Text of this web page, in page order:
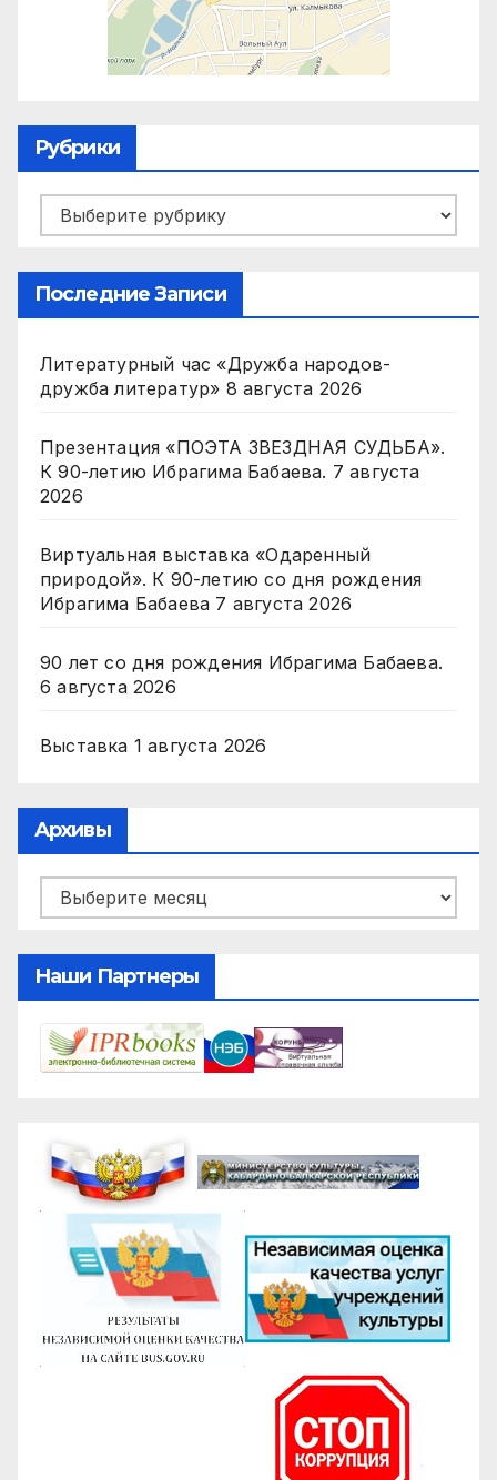
Рубрики
Рубрики
Последние Записи
Литературный час «Дружба народов-
дружба литератур» 8 августа 2026
Презентация «ПОЭТА ЗВЕЗДНАЯ СУДЬБА».
К 90-летию Ибрагима Бабаева. 7 августа
2026
Виртуальная выставка «Одаренный
природой». К 90-летию со дня рождения
Ибрагима Бабаева 7 августа 2026
90 лет со дня рождения Ибрагима Бабаева.
6 августа 2026
Выставка 1 августа 2026
Архивы
Архивы
Наши Партнеры